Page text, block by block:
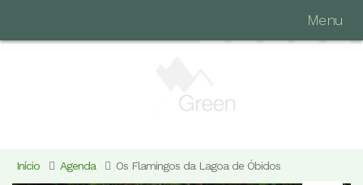
Menu
Início Agenda Os Flamingos da Lagoa de Óbidos